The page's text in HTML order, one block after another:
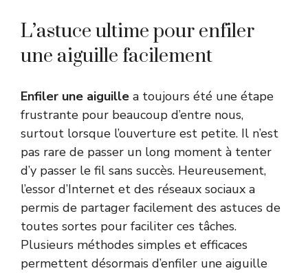
L’astuce ultime pour enfiler
une aiguille facilement
Enfiler une aiguille a toujours été une étape
frustrante pour beaucoup d’entre nous,
surtout lorsque l’ouverture est petite. Il n’est
pas rare de passer un long moment à tenter
d’y passer le fil sans succès. Heureusement,
l’essor d’Internet et des réseaux sociaux a
permis de partager facilement des astuces de
toutes sortes pour faciliter ces tâches.
Plusieurs méthodes simples et efficaces
permettent désormais d’enfiler une aiguille